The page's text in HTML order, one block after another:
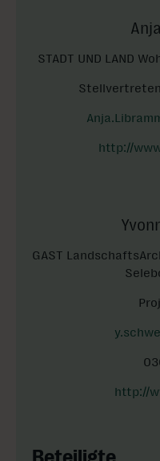
STADT UND LAND
http://
GAST
http://